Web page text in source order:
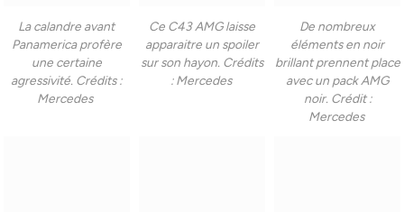
La calandre avant
Panamerica profère
une certaine
agressivité. Crédits :
Mercedes
Ce C43 AMG laisse
apparaitre un spoiler
sur son hayon. Crédits
: Mercedes
De nombreux
éléments en noir
brillant prennent place
avec un pack AMG
noir. Crédit :
Mercedes